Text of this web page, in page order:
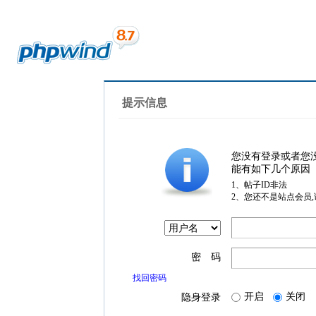
提示信息
您没有登录或者您
能有如下几个原因
1、帖子ID非法
2、您还不是站点会员
密 码
找回密码
隐身登录 开启 关闭